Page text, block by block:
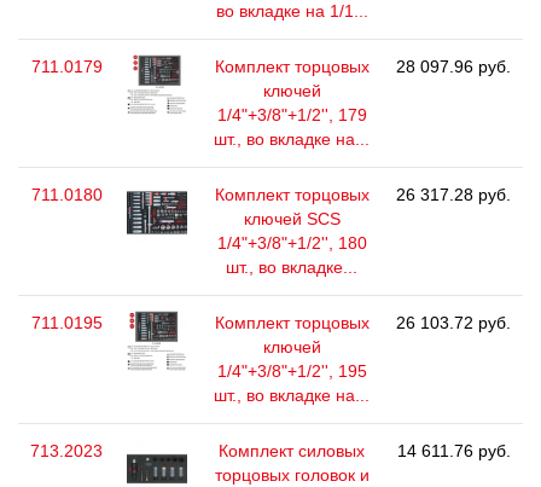
во вкладке на 1/1...
711.0179
Комплект торцовых
ключей
1/4"+3/8"+1/2'', 179
шт., во вкладке на...
28 097.96 руб.
711.0180
Комплект торцовых
ключей SCS
1/4"+3/8"+1/2'', 180
шт., во вкладке...
26 317.28 руб.
711.0195
Комплект торцовых
ключей
1/4"+3/8"+1/2'', 195
шт., во вкладке на...
26 103.72 руб.
713.2023
Комплект силовых
торцовых головок и
14 611.76 руб.